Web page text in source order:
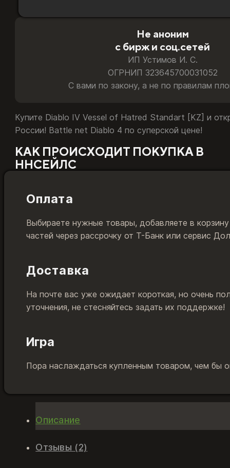
Не аноним
с бирж и соц.сетей
ИП Устимов И. С.
ОГРНИП 323645700031052
С вами по закону, а не по правилам
Купите Diablo IV Vessel of Hatred Standart [KZ] и
России! Battle net Diablo 4 по суперской цене!
КАК ПРОИСХОДИТ ПОКУПКА В
ННСЕЙЛС
Оплата
Выбираете нужные товары, добавляете в
частей через рассрочку от Т-Банк или сервис
Доставка
На почте вас уже ожидает короткая, но очень
уточнения, не стесняйтесь задать их поддержке!
Игра
Пора наслаждаться купленным товаром, чем бы
Описание
Отзывы (2)